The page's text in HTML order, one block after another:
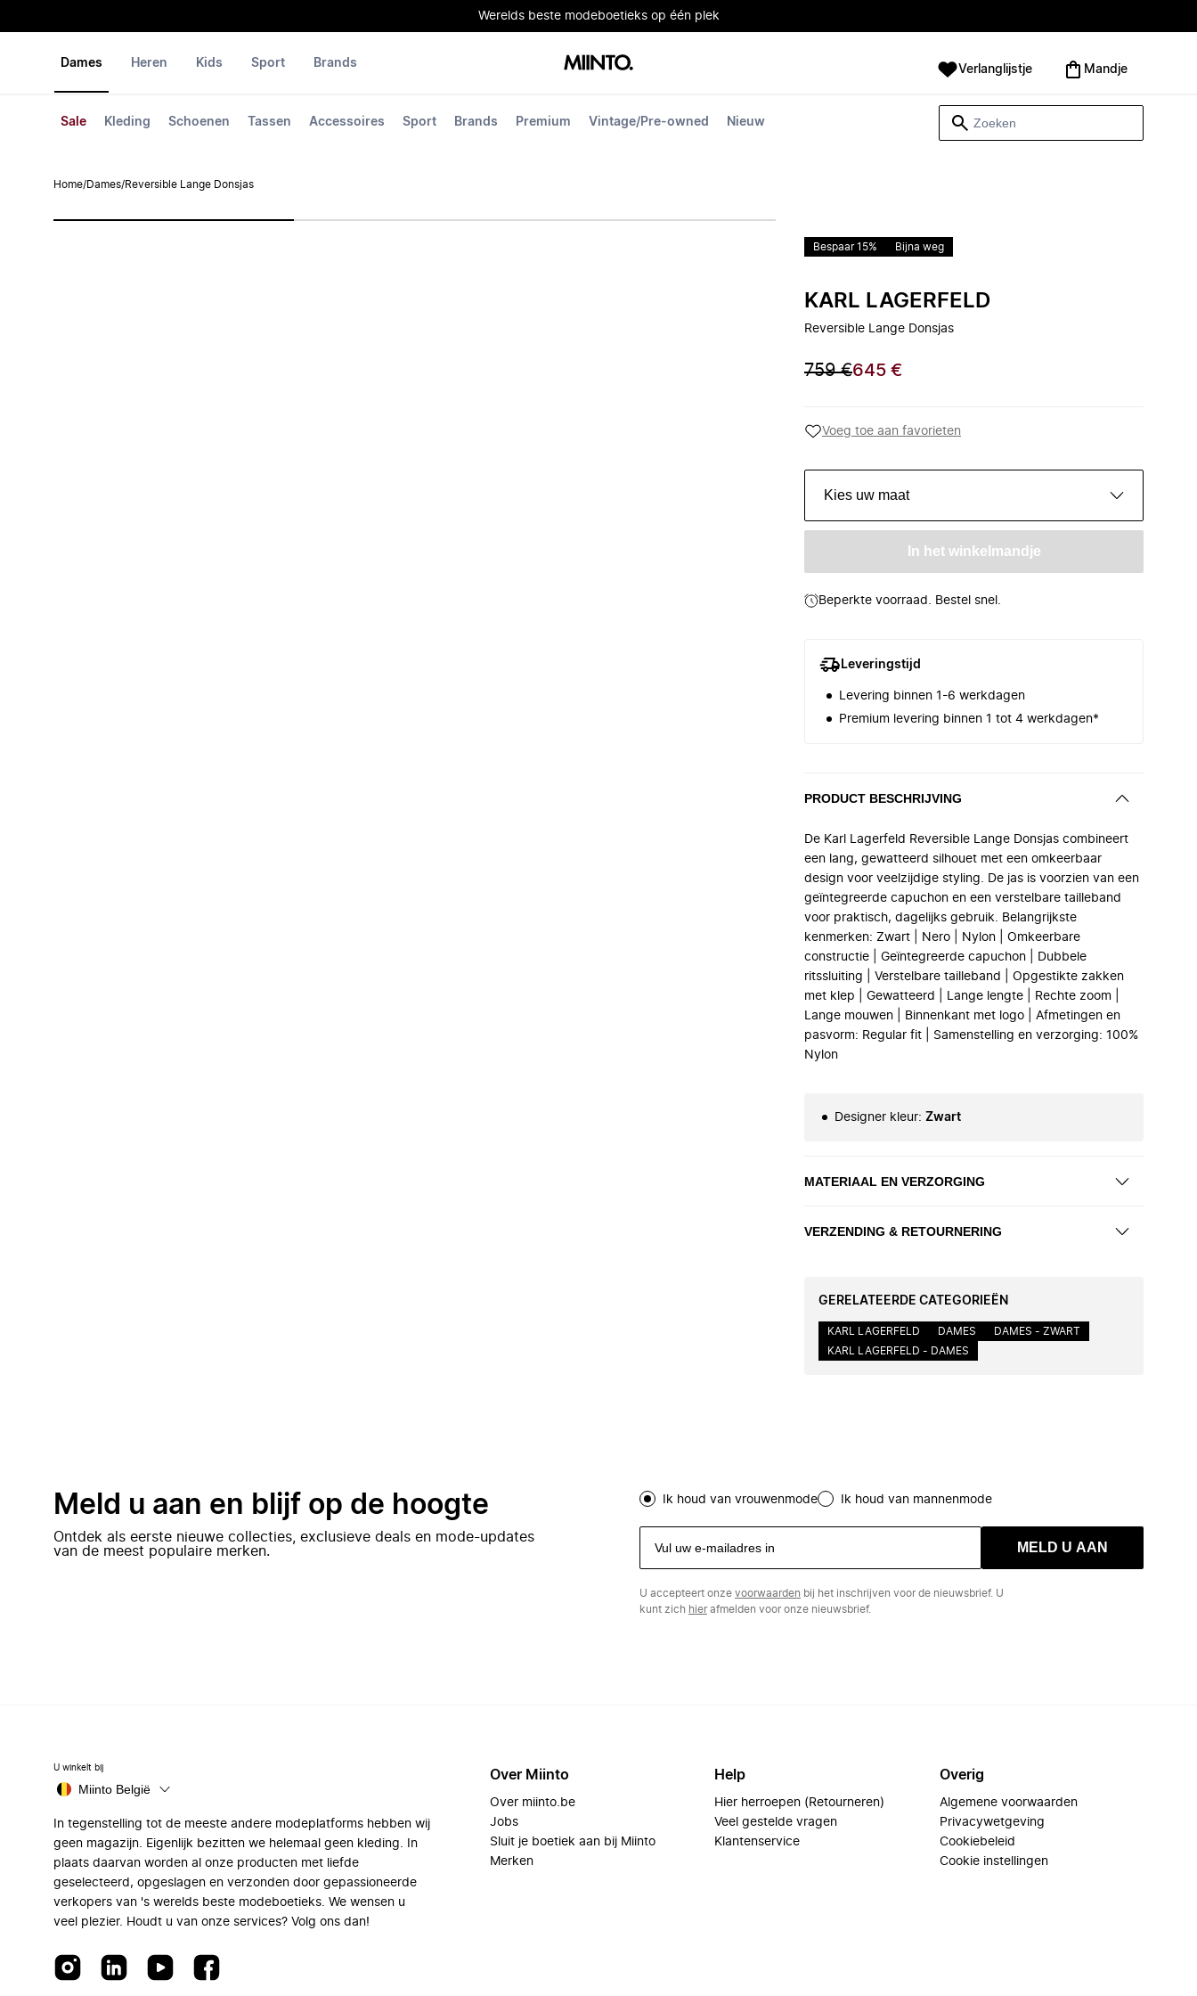
Werelds beste modeboetieks op één plek
Dames
Sale Kleding Schoenen Tassen Accessoires Sport Brands Premium Vintage/Pre-owned Nieuw
Heren Kids Sport Brands Verlanglijstje Mandje
Home/Dames/Reversible Lange Donsjas
Bespaar 15% Bijna weg
KARL LAGERFELD
Reversible Lange Donsjas
759 €645 €
Voeg toe aan favorieten
Kies uw maat
In het winkelmandje
Beperkte voorraad. Bestel snel.
Leveringstijd
Levering binnen 1-6 werkdagen
Premium levering binnen 1 tot 4 werkdagen*
PRODUCT BESCHRIJVING
De Karl Lagerfeld Reversible Lange Donsjas combineert
een lang, gewatteerd silhouet met een omkeerbaar
design voor veelzijdige styling. De jas is voorzien van een
geïntegreerde capuchon en een verstelbare tailleband
voor praktisch, dagelijks gebruik. Belangrijkste
kenmerken: Zwart | Nero | Nylon | Omkeerbare
constructie | Geïntegreerde capuchon | Dubbele
ritssluiting | Verstelbare tailleband | Opgestikte zakken
met klep | Gewatteerd | Lange lengte | Rechte zoom |
Lange mouwen | Binnenkant met logo | Afmetingen en
pasvorm: Regular fit | Samenstelling en verzorging: 100%
Nylon
Designer kleur: Zwart
MATERIAAL EN VERZORGING
VERZENDING & RETOURNERING
GERELATEERDE CATEGORIEËN
KARL LAGERFELD DAMES
DAMES - ZWART
KARL LAGERFELD - DAMES
Meld u aan en blijf op de hoogte
Ontdek als eerste nieuwe collecties, exclusieve deals en mode-updates
van de meest populaire merken.
Ik houd van vrouwenmode Ik houd van mannenmode
MELD U AAN
U accepteert onze voorwaarden bij het inschrijven voor de nieuwsbrief. U
kunt zich hierafmelden voor onze nieuwsbrief.
U winkelt bij
Miinto België
In tegenstelling tot de meeste andere modeplatforms hebben wij
geen magazijn. Eigenlijk bezitten we helemaal geen kleding. In
plaats daarvan worden al onze producten met liefde
geselecteerd, opgeslagen en verzonden door gepassioneerde
verkopers van 's werelds beste modeboetieks. We wensen u
veel plezier. Houdt u van onze services? Volg ons dan!
Over Miinto
Over miinto.be
Jobs
Sluit je boetiek aan bij Miinto
Merken
Help
Hier herroepen (Retourneren)
Veel gestelde vragen
Klantenservice
Overig
Algemene voorwaarden
Privacywetgeving
Cookiebeleid
Cookie instellingen